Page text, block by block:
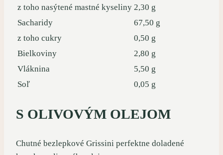
z toho nasýtené mastné kyseliny 2,30 g
Sacharidy
67,50 g
z toho cukry
0,50 g
Bielkoviny
2,80 g
Vláknina
5,50 g
Soľ
0,05 g
S OLIVOVÝM OLEJOM
Chutné bezlepkové Grissini perfektne doladené